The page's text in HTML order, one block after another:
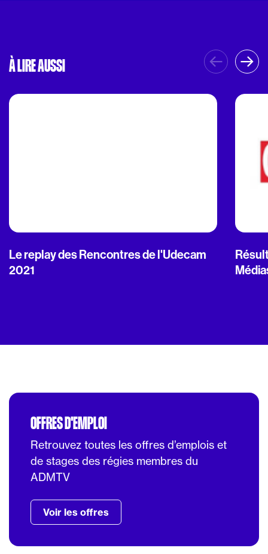
À LIRE AUSSI
Le replay des Rencontres de l'Udecam
2021
OFFRES D'EMPLOI
Retrouvez toutes les offres d’emplois et
de stages des régies membres du
ADMTV
Voir les offres